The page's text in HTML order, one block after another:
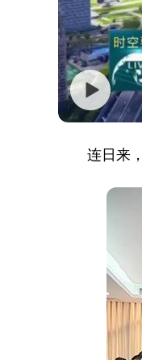
连日来